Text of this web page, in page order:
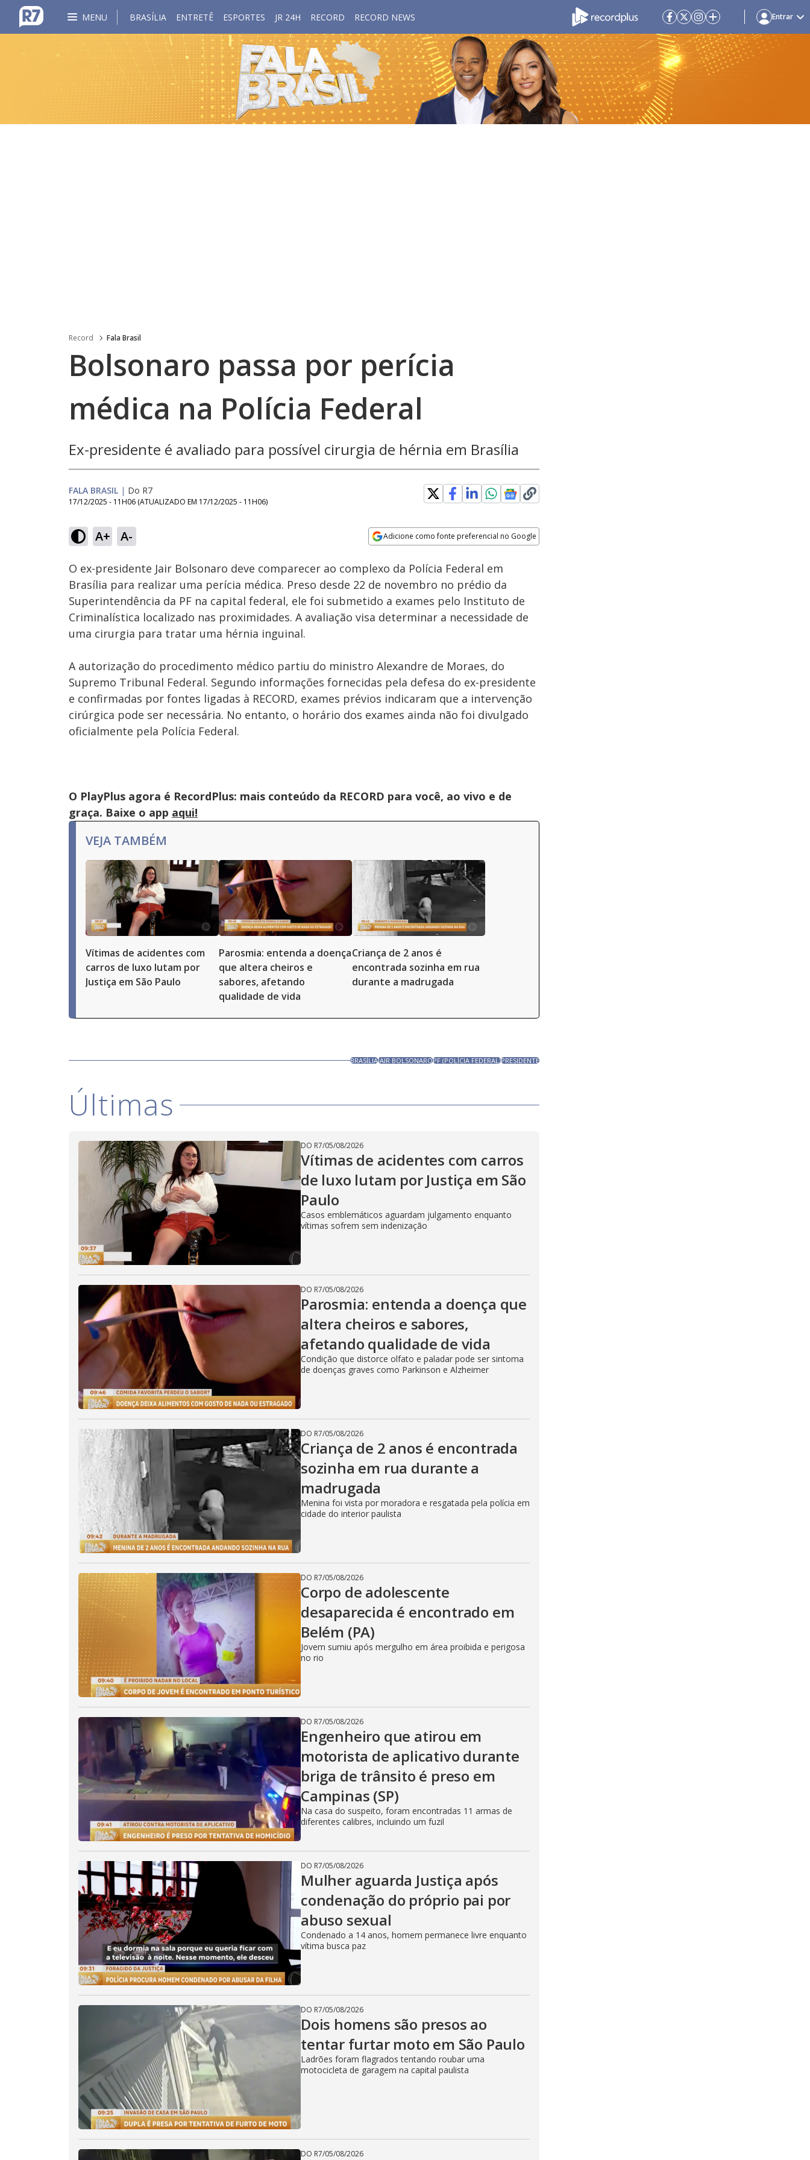
MENU BRASÍLIA ENTRETÊ ESPORTES JR 24H RECORD RECORD NEWS Entrar
Record Fala Brasil
Bolsonaro passa por perícia
médica na Polícia Federal
Ex-presidente é avaliado para possível cirurgia de hérnia em Brasília
FALA BRASIL | Do R7
17/12/2025 - 11H06 (ATUALIZADO EM 17/12/2025 - 11H06)
A+ A- Adicione como fonte preferencial no Google
Ativar
Som
Velocidade
O ex-presidente Jair Bolsonaro deve comparecer ao complexo da Polícia Federal em
Brasília para realizar uma perícia médica. Preso desde 22 de novembro no prédio da
Superintendência da PF na capital federal, ele foi submetido a exames pelo Instituto de
Criminalística localizado nas proximidades. A avaliação visa determinar a necessidade de
uma cirurgia para tratar uma hérnia inguinal.
A autorização do procedimento médico partiu do ministro Alexandre de Moraes, do
Supremo Tribunal Federal. Segundo informações fornecidas pela defesa do ex-presidente
e confirmadas por fontes ligadas à RECORD, exames prévios indicaram que a intervenção
cirúrgica pode ser necessária. No entanto, o horário dos exames ainda não foi divulgado
oficialmente pela Polícia Federal.
O PlayPlus agora é RecordPlus: mais conteúdo da RECORD para você, ao vivo e de
graça. Baixe o app aqui!
VEJA TAMBÉM
Vítimas de acidentes com
carros de luxo lutam por
Justiça em São Paulo
Parosmia: entenda a doença
que altera cheiros e
sabores, afetando
qualidade de vida
Criança de 2 anos é
encontrada sozinha em rua
durante a madrugada
BRASÍLIAJAIR BOLSONAROPF (POLÍCIA FEDERAL)PRESIDENTE
Últimas
DO R7/05/08/2026
Vítimas de acidentes com carros
de luxo lutam por Justiça em São
Paulo
Casos emblemáticos aguardam julgamento enquanto
vítimas sofrem sem indenização
DO R7/05/08/2026
Parosmia: entenda a doença que
altera cheiros e sabores,
afetando qualidade de vida
Condição que distorce olfato e paladar pode ser sintoma
de doenças graves como Parkinson e Alzheimer
DO R7/05/08/2026
Criança de 2 anos é encontrada
sozinha em rua durante a
madrugada
Menina foi vista por moradora e resgatada pela polícia em
cidade do interior paulista
DO R7/05/08/2026
Corpo de adolescente
desaparecida é encontrado em
Belém (PA)
Jovem sumiu após mergulho em área proibida e perigosa
no rio
DO R7/05/08/2026
Engenheiro que atirou em
motorista de aplicativo durante
briga de trânsito é preso em
Campinas (SP)
Na casa do suspeito, foram encontradas 11 armas de
diferentes calibres, incluindo um fuzil
DO R7/05/08/2026
Mulher aguarda Justiça após
condenação do próprio pai por
abuso sexual
Condenado a 14 anos, homem permanece livre enquanto
vítima busca paz
DO R7/05/08/2026
Dois homens são presos ao
tentar furtar moto em São Paulo
Ladrões foram flagrados tentando roubar uma
motocicleta de garagem na capital paulista
DO R7/05/08/2026